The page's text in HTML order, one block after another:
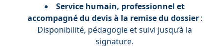
Service humain, professionnel et
accompagné du devis à la remise du dossier:
Disponibilité, pédagogie et suivi jusqu’à la
signature.